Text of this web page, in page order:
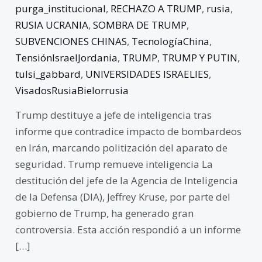
purga_institucional, RECHAZO A TRUMP, rusia,
RUSIA UCRANIA,SOMBRA DE TRUMP,
SUBVENCIONES CHINAS, TecnologíaChina,
TensiónIsraelJordania, TRUMP, TRUMP Y PUTIN,
tulsi_gabbard, UNIVERSIDADES ISRAELIES,
VisadosRusiaBielorrusia
Trump destituye a jefe de inteligencia tras
informe que contradice impacto de bombardeos
en Irán, marcando politización del aparato de
seguridad. Trump remueve inteligencia La
destitución del jefe de la Agencia de Inteligencia
de la Defensa (DIA), Jeffrey Kruse, por parte del
gobierno de Trump, ha generado gran
controversia. Esta acción respondió a un informe
[…]